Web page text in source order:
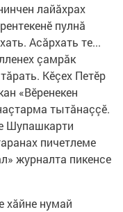
лайăхрах
пулнă
Асăрхать те...
çамрăк
Кӗçех Петӗр
«Вӗренекен
тытăнаççӗ.
Шупашкарти
пичетлеме
журналта пикенсе
хăйне нумай